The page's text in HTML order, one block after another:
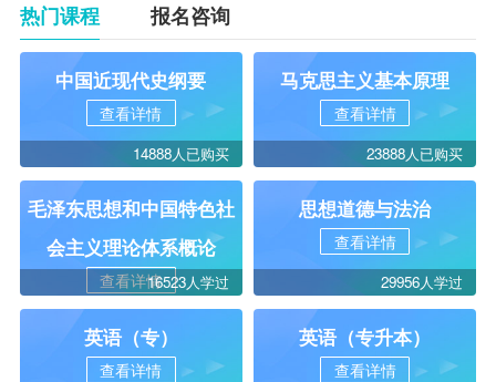
热门课程 报名咨询
中国近现代史纲要
查看详情
14888人已购买
马克思主义基本原理
查看详情
23888人已购买
毛泽东思想和中国特色社
会主义理论体系概论
查看详情16523人学过
思想道德与法治
查看详情
29956人学过
英语（专）
查看详情
英语（专升本）
查看详情